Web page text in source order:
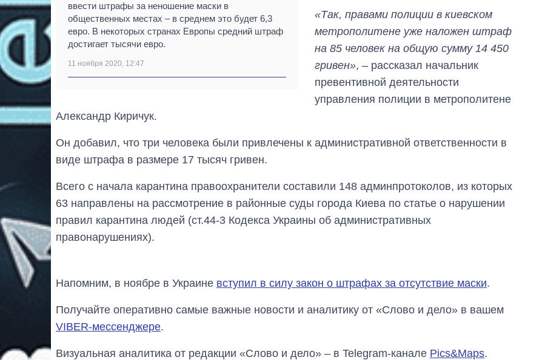
ввести штрафы за неношение маски в
общественных местах – в среднем это будет 6,3
евро. В некоторых странах Европы средний штраф
достигает тысячи евро.
11 ноября 2020, 12:47
«Так, правами полиции в киевском
метрополитене уже наложен штраф
на 85 человек на общую сумму 14 450
гривен», – рассказал начальник
превентивной деятельности
управления полиции в метрополитене
Александр Киричук.
Он добавил, что три человека были привлечены к административной ответственности в
виде штрафа в размере 17 тысяч гривен.
Всего с начала карантина правоохранители составили 148 админпротоколов, из которых
63 направлены на рассмотрение в районные суды города Киева по статье о нарушении
правил карантина людей (ст.44-3 Кодекса Украины об административных
правонарушениях).
Напомним, в ноябре в Украине вступил в силу закон о штрафах за отсутствие маски.
Получайте оперативно самые важные новости и аналитику от «Слово и дело» в вашем
VIBER-мессенджере.
Визуальная аналитика от редакции «Слово и дело» – в Telegram-канале Pics&Maps.
Как выросли
тарифы на
городах Украины
на начало августа